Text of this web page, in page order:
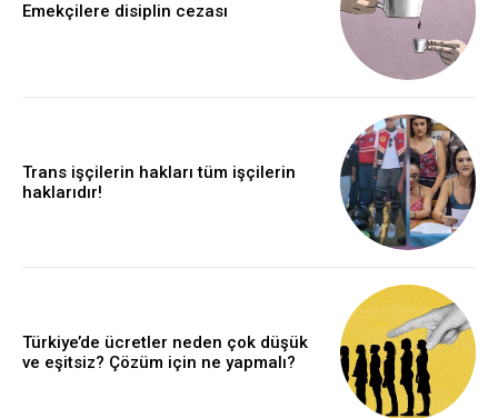
Emekçilere disiplin cezası
Trans işçilerin hakları tüm işçilerin
haklarıdır!
Türkiye’de ücretler neden çok düşük
ve eşitsiz? Çözüm için ne yapmalı?